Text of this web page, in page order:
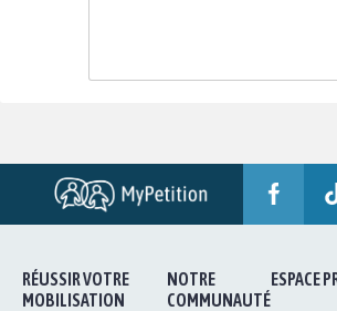
RÉUSSIR VOTRE
MOBILISATION
NOTRE
COMMUNAUTÉ
ESPACE